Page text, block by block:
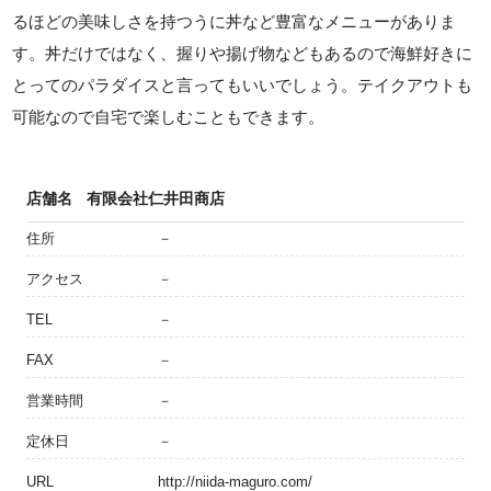
るほどの美味しさを持つうに丼など豊富なメニューがありま
す。丼だけではなく、握りや揚げ物などもあるので海鮮好きに
とってのパラダイスと言ってもいいでしょう。テイクアウトも
可能なので自宅で楽しむこともできます。
店舗名 有限会社仁井田商店
住所 －
アクセス －
TEL －
FAX －
営業時間 －
定休日 －
URL http://niida-maguro.com/